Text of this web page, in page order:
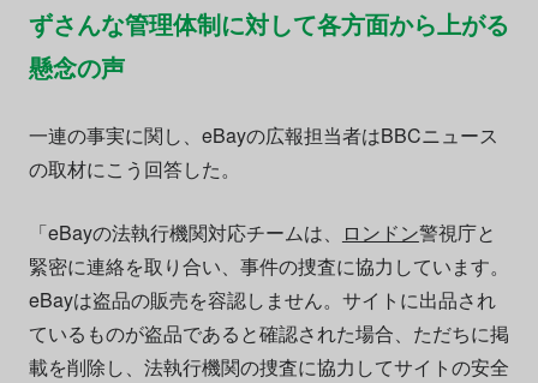
ずさんな管理体制に対して各方面から上がる
懸念の声
一連の事実に関し、eBayの広報担当者はBBCニュース
の取材にこう回答した。
「eBayの法執行機関対応チームは、 ロンドン警視庁と
緊密に連絡を取り合い、事件の捜査に協力しています。
eBayは盗品の販売を容認しません。サイトに出品され
ているものが盗品であると確認された場合、ただちに掲
載を削除し、法執行機関の捜査に協力してサイトの安全